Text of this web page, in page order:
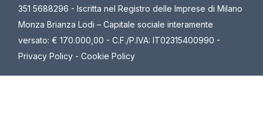
351 5688296 - Iscritta nel Registro delle Imprese di Milano
Monza Brianza Lodi – Capitale sociale interamente
versato: € 170.000,00 - C.F./P.IVA: IT02315400990 -
Privacy Policy -Cookie Policy